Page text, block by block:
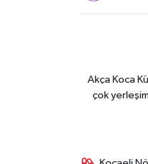
Akça Koca
çok